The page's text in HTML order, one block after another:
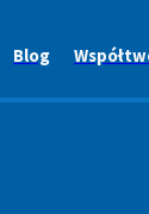
Blog